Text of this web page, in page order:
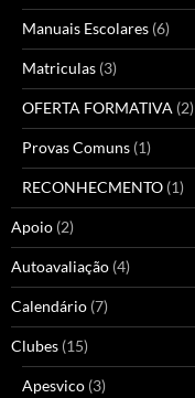
Manuais Escolares (6)
Matriculas (3)
OFERTA FORMATIVA (2)
Provas Comuns (1)
RECONHECMENTO (1)
Apoio (2)
Autoavaliação (4)
Calendário (7)
Clubes (15)
Apesvico (3)